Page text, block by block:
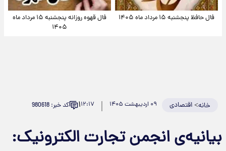
فال حافظ پنجشنبه ۱۵ مرداد ماه ۱۴۰۵
فال قهوه روزانه پنجشنبه ۱۵ مرداد ماه
۱۴۰۵
خانه>اقتصادی ۰۹ اردیبهشت ۱۴۰۵ ۱۲:۱۷۱ کد خبر: 980618
بیانیه‌ی انجمن تجارت الکترونیک: